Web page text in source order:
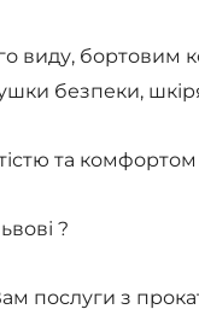
бортовим
безпеки,
та комфортом
?
послуги з